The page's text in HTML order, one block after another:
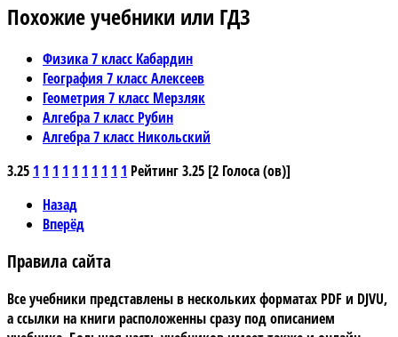
Похожие учебники или ГДЗ
Физика 7 класс Кабардин
География 7 класс Алексеев
Геометрия 7 класс Мерзляк
Алгебра 7 класс Рубин
Алгебра 7 класс Никольский
3.25 1 1 1 1 1 1 1 1 1 1 Рейтинг 3.25 [2 Голоса (ов)]
Назад
Вперёд
Правила сайта
Все учебники представлены в нескольких форматах PDF и DJVU,
а ссылки на книги расположенны сразу под описанием